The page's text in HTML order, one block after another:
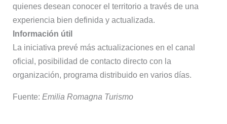
quienes desean conocer el territorio a través de una
experiencia bien definida y actualizada.
Información útil
La iniciativa prevé más actualizaciones en el canal
oficial, posibilidad de contacto directo con la
organización, programa distribuido en varios días.
Fuente: Emilia Romagna Turismo